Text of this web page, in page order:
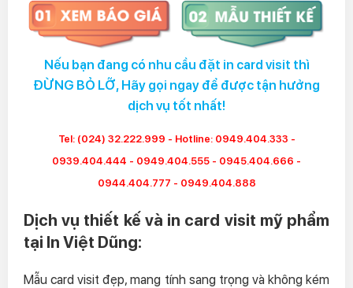
Nếu bạn đang có nhu cầu đặt in card visit thì
ĐỪNG BỎ LỠ, Hãy gọi ngay để được tận hưởng
dịch vụ tốt nhất!
Tel: (024) 32.222.999 - Hotline: 0949.404.333 -
0939.404.444 - 0949.404.555 - 0945.404.666 -
0944.404.777 - 0949.404.888
Dịch vụ thiết kế và in card visit mỹ phẩm
tại In Việt Dũng:
Mẫu card visit đẹp, mang tính sang trọng và không kém